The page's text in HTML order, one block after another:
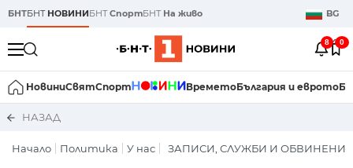
БНТБНТ НОВИНИБНТСпортБНТ На живо BG
8 0
НовиниСвятСпорт ВреметоБългария и еврото
НАЗАД
Начало Политика У нас ЗАПИСИ, СЛУЖБИ И